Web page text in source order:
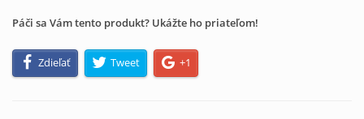
Páči sa Vám tento produkt? Ukážte ho priateľom!
Zdieľať Tweet +1